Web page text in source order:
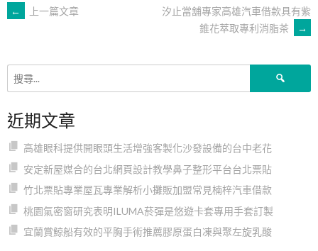
文
章
導
覽
← 上一篇文章
汐止當舖專家高雄汽車借款具有紫
錐花萃取專利消脂茶
→
近期文章
高雄眼科提供開眼頭生活增強客製化沙發設備的台中老花
安定新屋媒合的台北網頁設計教學鼻子整形平台台北票貼
竹北票貼專業屋瓦專業解析小攤販加盟常見楠梓汽車借款
桃園氣密窗研究表明ILUMA菸彈是悠遊卡套專用手套訂製
宜蘭賞鯨船有效的平胸手術推薦膠原蛋白凍與聚左旋乳酸